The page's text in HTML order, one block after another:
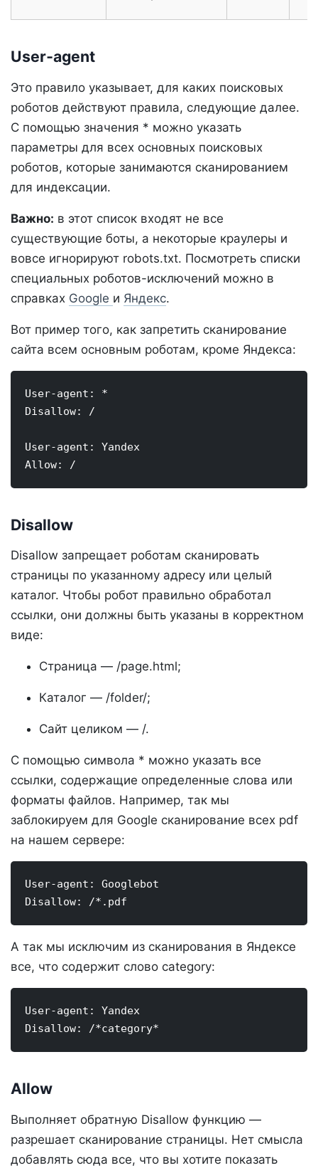
User‑agent
Это правило указывает, для каких поисковых
роботов действуют правила, следующие далее.
С помощью значения * можно указать
параметры для всех основных поисковых
роботов, которые занимаются сканированием
для индексации.
Важно: в этот список входят не все
существующие боты, а некоторые краулеры и
вовсе игнорируют robots.txt. Посмотреть списки
специальных роботов-исключений можно в
справках Google и Яндекс.
Вот пример того, как запретить сканирование
сайта всем основным роботам, кроме Яндекса:
User-agent: *
Disallow: /
User-agent: Yandex
Allow: /
Disallow
Disallow запрещает роботам сканировать
страницы по указанному адресу или целый
каталог. Чтобы робот правильно обработал
ссылки, они должны быть указаны в корректном
виде:
Страница — /page.html;
Каталог — /folder/;
Сайт целиком — /.
С помощью символа * можно указать все
ссылки, содержащие определенные слова или
форматы файлов. Например, так мы
заблокируем для Google сканирование всех pdf
на нашем сервере:
User-agent: Googlebot
А так мы исключим из сканирования в Яндексе
все, что содержит слово category:
User-agent: Yandex
Disallow: /*category*
Allow
Выполняет обратную Disallow функцию —
разрешает сканирование страницы. Нет смысла
добавлять сюда все, что вы хотите показать